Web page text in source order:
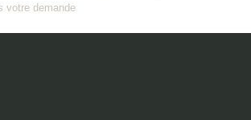
votre demande